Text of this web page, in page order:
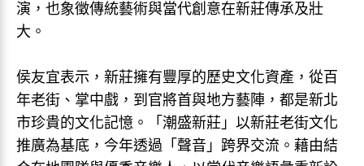
演，也象徵傳統藝術與當代創意在新莊傳承及壯
大。
侯友宜表示，新莊擁有豐厚的歷史文化資產，從百
年老街、掌中戲，到官將首與地方藝陣，都是新北
市珍貴的文化記憶。「潮盛新莊」以新莊老街文化
推廣為基底，今年透過「聲音」跨界交流。藉由結